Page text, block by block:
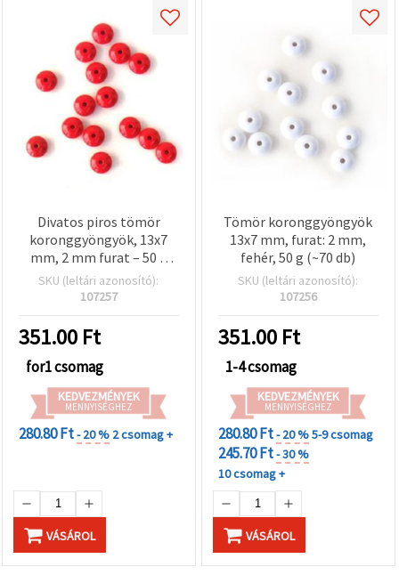
Divatos piros tömör
koronggyöngyök, 13x7
mm, 2 mm furat – 50 g
(kb. 70 db), tökéletes
modern karkötőkhöz és
SKU (leltári azonosító):
107257
351.00 Ft
for1 csomag
KEDVEZMÉNYEK
MENNYISÉGHEZ
280.80 Ft- 20 % 2 csomag +
VÁSÁROL
Tömör koronggyöngyök
13x7 mm, furat: 2 mm,
fehér, 50 g (~70 db)
SKU (leltári azonosító):
107256
351.00 Ft
1-4 csomag
KEDVEZMÉNYEK
MENNYISÉGHEZ
280.80 Ft- 20 %5-9 csomag
245.70 Ft- 30 %
10 csomag +
VÁSÁROL